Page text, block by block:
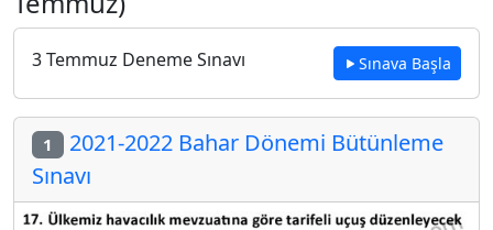
3 Temmuz Deneme Sınavı Sınava Başla
1 2021-2022 Bahar Dönemi Bütünleme
Sınavı